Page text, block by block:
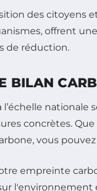
des citoyens
offrent
de réduction.
BILAN
l’échelle
concrètes.
vous